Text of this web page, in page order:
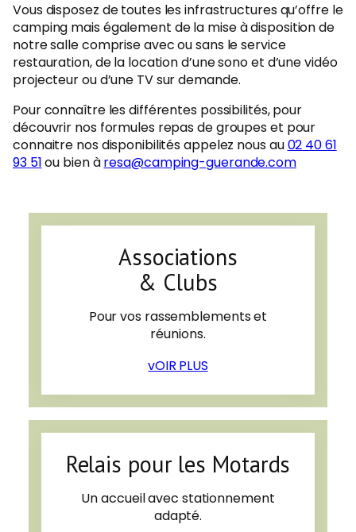
Vous disposez de toutes les infrastructures qu’offre le
camping mais également de la mise à disposition de
notre salle comprise avec ou sans le service
restauration, de la location d’une sono et d’une vidéo
projecteur ou d’une TV sur demande.
Pour connaître les différentes possibilités, pour
découvrir nos formules repas de groupes et pour
connaitre nos disponibilités appelez nous au02 40 61
93 51ou bien àresa@camping-guerande.com
Associations
& Clubs
Pour vos rassemblements et
réunions.
vOIR PLUS
Relais pour les Motards
Un accueil avec stationnement
adapté.